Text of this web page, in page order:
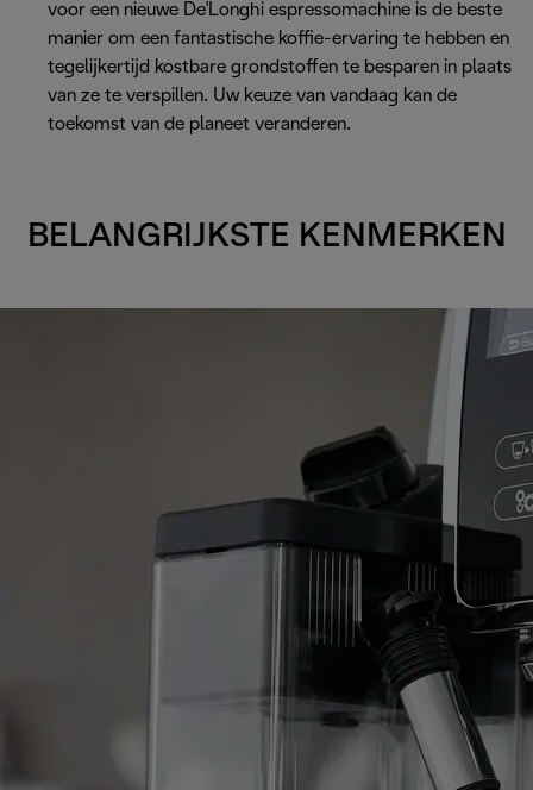
voor een nieuwe De'Longhi espressomachine is de beste
manier om een fantastische koffie-ervaring te hebben en
tegelijkertijd kostbare grondstoffen te besparen in plaats
van ze te verspillen. Uw keuze van vandaag kan de
toekomst van de planeet veranderen.
BELANGRIJKSTE KENMERKEN